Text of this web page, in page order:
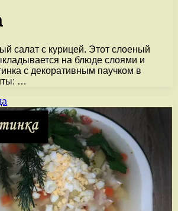
салат с курицей. Этот слоеный
на блюде слоями и
с декоративным паучком в
…